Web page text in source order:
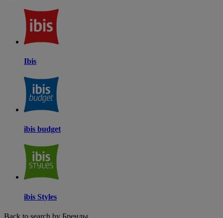
Ibis
ibis budget
ibis Styles
Back to search by Бренды